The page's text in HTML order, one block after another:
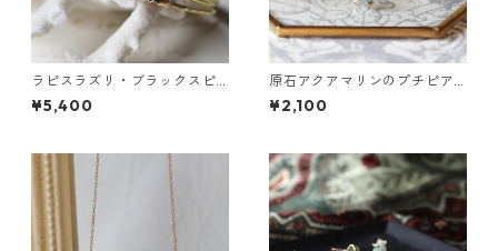
ラピスラズリ・ブラックスピ
ネル・パールの3連バングル
¥5,400
原石アクアマリンのプチピア
ス（一粒/片方）
¥2,100